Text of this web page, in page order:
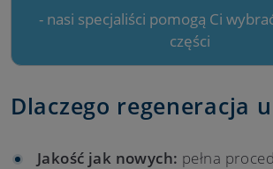
- nasi specjaliści pomogą Ci
części
Dlaczego regeneracja
Jakość jak nowych: pełna